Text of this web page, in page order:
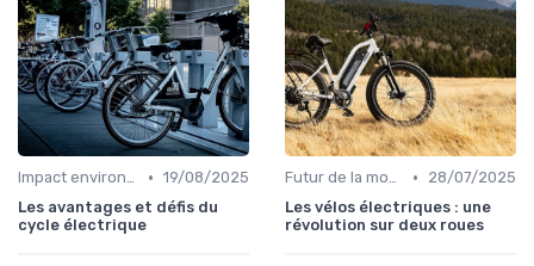
Impact environnemental des vélos électriques • 19/08/2025
Les avantages et défis du
cycle électrique
Futur de la mobilité électrique •
28/07/2025
Les vélos électriques : une
révolution sur deux roues